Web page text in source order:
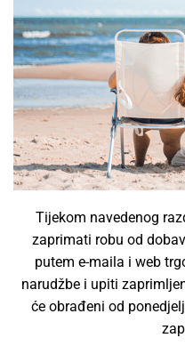
Tijekom navedenog
zaprimati robu od
putem e-maila i web
narudžbe i upiti
će obrađeni od
Ovjesne svjetiljke (2)
Sigurnosne svjetiljke (8)
Solarne svjetiljke
Svjetiljke specijalne
Tračne svjetiljke (0)
Ulične svjetiljke (0)
Vanjske svjetiljke (6)
Žarulje
Fluorescentne cijevi
(0)
InfraRed žarulje (0)
UV žarulje (0)